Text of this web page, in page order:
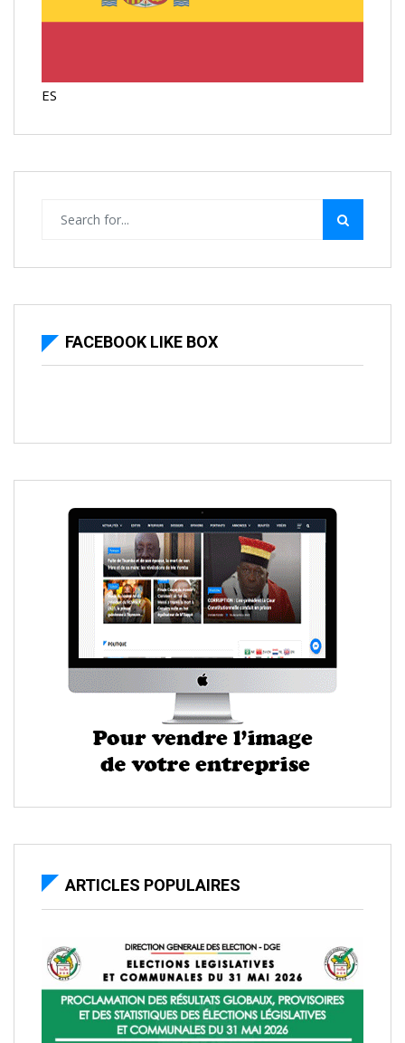
ES
FACEBOOK LIKE BOX
ARTICLES POPULAIRES